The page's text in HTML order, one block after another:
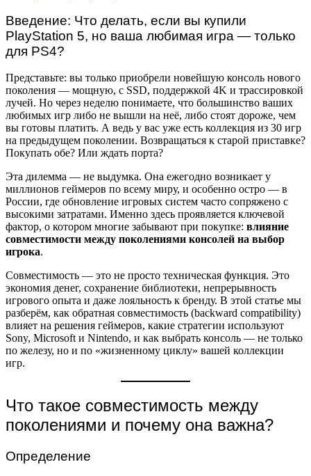
Введение: Что делать, если вы купили
PlayStation 5, но ваша любимая игра — только
для PS4?
Представьте: вы только приобрели новейшую консоль нового
поколения — мощную, с SSD, поддержкой 4K и трассировкой
лучей. Но через неделю понимаете, что большинство ваших
любимых игр либо не вышли на неё, либо стоят дороже, чем
вы готовы платить. А ведь у вас уже есть коллекция из 30 игр
на предыдущем поколении. Возвращаться к старой приставке?
Покупать обе? Или ждать порта?
Эта дилемма — не выдумка. Она ежегодно возникает у
миллионов геймеров по всему миру, и особенно остро — в
России, где обновление игровых систем часто сопряжено с
высокими затратами. Именно здесь проявляется ключевой
фактор, о котором многие забывают при покупке: влияние
совместимости между поколениями консолей на выбор
игрока.
Совместимость — это не просто техническая функция. Это
экономия денег, сохранение библиотеки, непрерывность
игрового опыта и даже лояльность к бренду. В этой статье мы
разберём, как обратная совместимость (backward compatibility)
влияет на решения геймеров, какие стратегии используют
Sony, Microsoft и Nintendo, и как выбрать консоль — не только
по железу, но и по «жизненному циклу» вашей коллекции
игр.
Что такое совместимость между
поколениями и почему она важна?
Определение